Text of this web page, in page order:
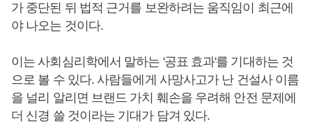
가 중단된 뒤 법적 근거를 보완하려는 움직임이 최근에
야 나오는 것이다.
이는 사회심리학에서 말하는 '공표 효과'를 기대하는 것
으로 볼 수 있다. 사람들에게 사망사고가 난 건설사 이름
을 널리 알리면 브랜드 가치 훼손을 우려해 안전 문제에
더 신경 쓸 것이라는 기대가 담겨 있다.